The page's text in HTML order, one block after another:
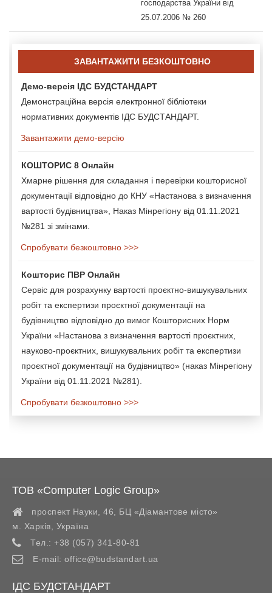
господарства України від
25.07.2006 № 260
ЗАВАНТАЖИТИ БЕЗКОШТОВНО
Демо-версія ІДС БУДСТАНДАРТ
Демонстраційна версія електронної бібліотеки
нормативних документів ІДС БУДСТАНДАРТ.
Завантажити демо-версію
КОШТОРИС 8 Онлайн
Хмарне рішення для складання і перевірки кошторисної
документації відповідно до КНУ «Настанова з визначення
вартості будівництва», Наказ Мінрегіону від 01.11.2021
№281 зі змінами.
Спробувати безкоштовно >>>
Кошторис ПВР Онлайн
Сервіс для розрахунку вартості проєктно-вишукувальних
робіт та експертизи проєктної документації на
будівництво відповідно до вимог Кошторисних Норм
України «Настанова з визначення вартості проєктних,
науково-проєктних, вишукувальних робіт та експертизи
проєктної документації на будівництво» (наказ Мінрегіону
України від 01.11.2021 №281).
Спробувати безкоштовно >>>
ТОВ «Computer Logic Group»
проспект Науки, 46, БЦ «Діамантове місто»
м. Харків
Україна
Тел.: +38 (057) 341-80-81
E-mail: office@budstandart.ua
ІДС БУДСТАНДАРТ